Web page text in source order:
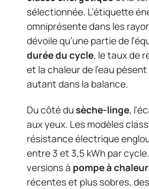
sélectionnée. L’étiquette
omniprésente dans les
dévoile qu’une partie de
durée du cycle, le taux de
et la chaleur de l’eau
autant dans la balance.
Du côté du sèche-linge,
aux yeux. Les modèles
résistance électrique
entre 3 et 3,5 kWh par
versions à pompe à chaleur
récentes et plus sobres,